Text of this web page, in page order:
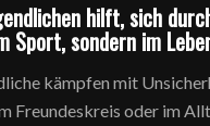
hilft, sich
Sport, sondern im
kämpfen mit
Freundeskreis oder im